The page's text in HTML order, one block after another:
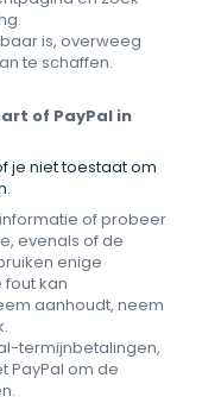
is, overweeg
te schaffen.
of PayPal in
je niet toestaat om
of probeer
evenals of de
enige
kan
aanhoudt, neem
termijnbetalingen,
PayPal om de